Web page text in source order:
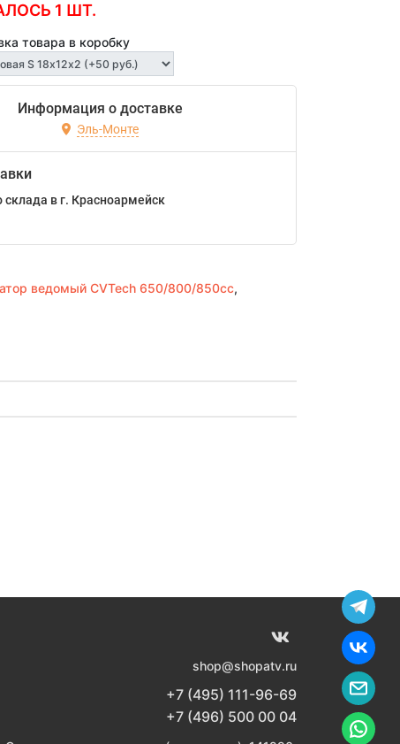
1 ШТ.
товара в коробку
Информация о доставке
Эль-Монте
в г. Красноармейск
ведомый CVTech 650/800/850сс,
shop@shopatv.ru
+7 (495) 111-96-69
+7 (496) 500 00 04